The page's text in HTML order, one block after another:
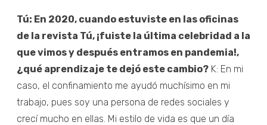
Tú: En 2020, cuando estuviste en las oficinas
de la revista Tú, ¡fuiste la última celebridad a la
que vimos y después entramos en pandemia!,
¿qué aprendizaje te dejó este cambio? K: En mi
caso, el confinamiento me ayudó muchísimo en mi
trabajo, pues soy una persona de redes sociales y
crecí mucho en ellas. Mi estilo de vida es que un día